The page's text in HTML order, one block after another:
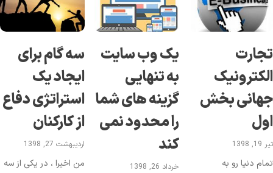
بخش
1398
دنیا رو به
یک وب سایت
به تنهایی
گزینه‌ های شما
را محدود نمی‌
کند
خرداد 26, 1398
سه گام برای
ایجاد یک
استراتژی دفاع
از کارکنان
اردیبهشت 27, 1398
من اخیرا ، در یکی از سه